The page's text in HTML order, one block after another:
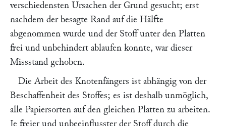
verschiedensten Ursachen der Grund gesucht; erst
nachdem der besagte Rand auf die Hälfte
abgenommen wurde und der Stoff unter den Platten
frei und unbehindert ablaufen konnte, war dieser
Missstand gehoben.
Die Arbeit des Knotenfängers ist abhängig von der
Beschaffenheit des Stoffes; es ist deshalb unmöglich,
alle Papiersorten auf den gleichen Platten zu arbeiten.
Je freier und unbeeinflusster der Stoff durch die